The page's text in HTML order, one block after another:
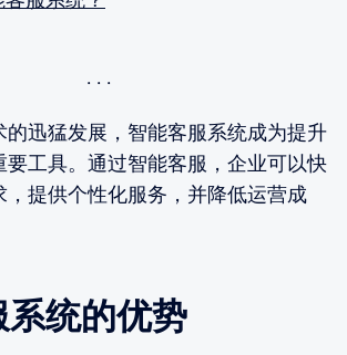
的迅猛发展，智能客服系统成为提升
要工具。通过智能客服，企业可以快
，提供个性化服务，并降低运营成
统的优势